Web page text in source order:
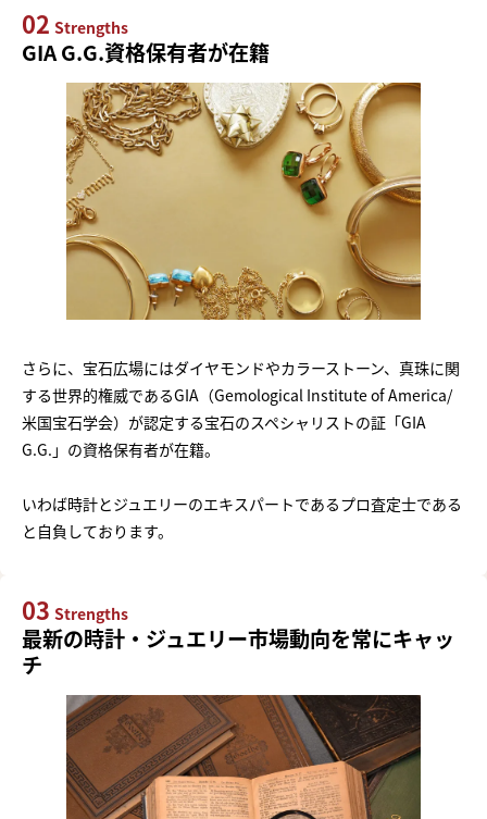
02 Strengths
GIA G.G.資格保有者が在籍
さらに、宝石広場にはダイヤモンドやカラーストーン、真珠に関
する世界的権威であるGIA（Gemological Institute of America/
米国宝石学会）が認定する宝石のスペシャリストの証「GIA
G.G.」の資格保有者が在籍。
いわば時計とジュエリーのエキスパートであるプロ査定士である
と自負しております。
03 Strengths
最新の時計・ジュエリー市場動向を常にキャッ
チ